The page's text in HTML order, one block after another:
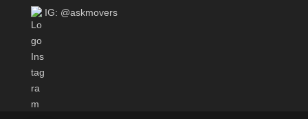
IG: @askmovers